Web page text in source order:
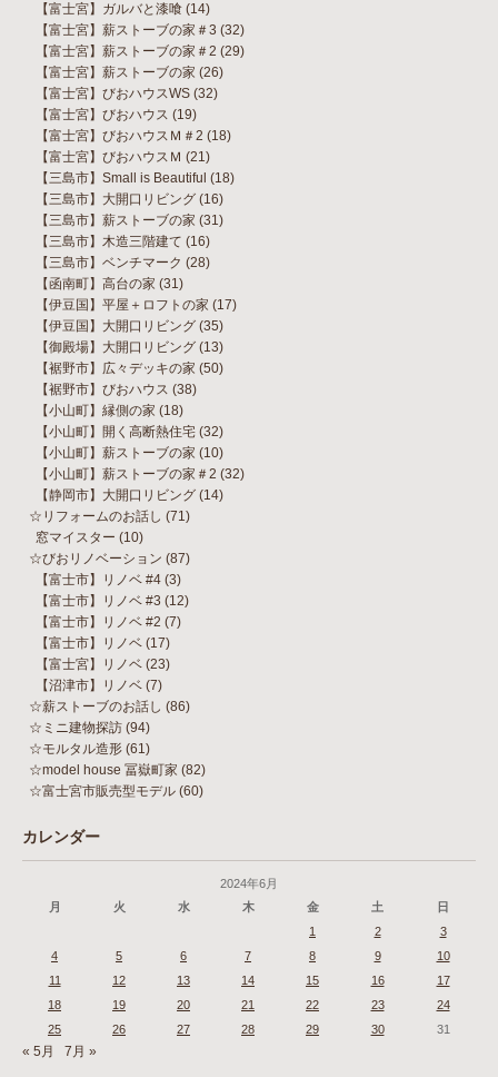
【富士宮】ガルバと漆喰 (14)
【富士宮】薪ストーブの家＃3 (32)
【富士宮】薪ストーブの家＃2 (29)
【富士宮】薪ストーブの家 (26)
【富士宮】びおハウスWS (32)
【富士宮】びおハウス (19)
【富士宮】びおハウスＭ＃2 (18)
【富士宮】びおハウスＭ (21)
【三島市】Small is Beautiful (18)
【三島市】大開口リビング (16)
【三島市】薪ストーブの家 (31)
【三島市】木造三階建て (16)
【三島市】ベンチマーク (28)
【函南町】高台の家 (31)
【伊豆国】平屋＋ロフトの家 (17)
【伊豆国】大開口リビング (35)
【御殿場】大開口リビング (13)
【裾野市】広々デッキの家 (50)
【裾野市】びおハウス (38)
【小山町】縁側の家 (18)
【小山町】開く高断熱住宅 (32)
【小山町】薪ストーブの家 (10)
【小山町】薪ストーブの家＃2 (32)
【静岡市】大開口リビング (14)
☆リフォームのお話し (71)
窓マイスター (10)
☆びおリノベーション (87)
【富士市】リノベ #4 (3)
【富士市】リノベ #3 (12)
【富士市】リノベ #2 (7)
【富士市】リノベ (17)
【富士宮】リノベ (23)
【沼津市】リノベ (7)
☆薪ストーブのお話し (86)
☆ミニ建物探訪 (94)
☆モルタル造形 (61)
☆model house 冨嶽町家 (82)
☆富士宮市販売型モデル (60)
カレンダー
2024年6月
月
火 水 木 金 土
日
1
2
3
4
5 6 7 8 9
10
11
12 13 14 15 16
17
18
19 20 21 22 23
24
25
26 27 28 29 30 31
« 5月 7月 »